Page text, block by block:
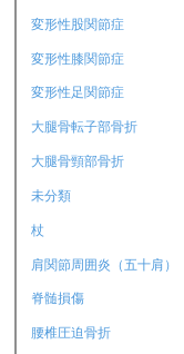
変形性股関節症
変形性膝関節症
変形性足関節症
大腿骨転子部骨折
大腿骨頸部骨折
未分類
杖
肩関節周囲炎（五十肩）
脊髄損傷
腰椎圧迫骨折